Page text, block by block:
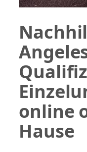
online
Hause